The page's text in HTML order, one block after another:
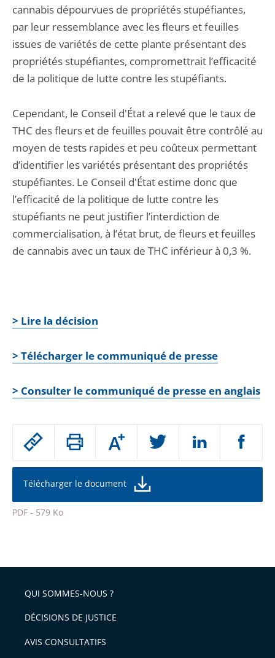
Passer
partage
de
l'article
pour
Augmenter
ou
la
de
police
Télécharger le document
PDF - 579 Ko
l'article
pour
avant
cannabis dépourvues de propriétés stupéfiantes,
par leur ressemblance avec les fleurs et feuilles
issues de variétés de cette plante présentant des
propriétés stupéfiantes, compromettrait l’efficacité
de la politique de lutte contre les stupéfiants.
Cependant, le Conseil d'État a relevé que le taux de
THC des fleurs et de feuilles pouvait être contrôlé au
moyen de tests rapides et peu coûteux permettant
d’identifier les variétés présentant des propriétés
stupéfiantes. Le Conseil d'État estime donc que
l’efficacité de la politique de lutte contre les
stupéfiants ne peut justifier l’interdiction de
commercialisation, à l’état brut, de fleurs et feuilles
de cannabis avec un taux de THC inférieur à 0,3 %.
> Lire la décision
> Télécharger le communiqué de presse
> Consulter le communiqué de presse en anglais
QUI SOMMES-NOUS ?
DÉCISIONS DE JUSTICE
AVIS CONSULTATIFS